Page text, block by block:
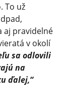
To už
aj pravidelné
v okolí
sa odlovili
na
ďalej,“